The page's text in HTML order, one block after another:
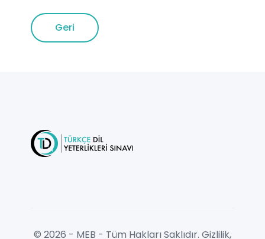
Geri
© 2026 - MEB - Tüm Hakları Saklıdır. Gizlilik,